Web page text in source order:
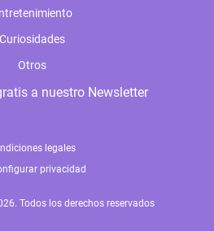
Curiosidades
Otros
a nuestro Newsletter
legales
privacidad
Todos los derechos reservados